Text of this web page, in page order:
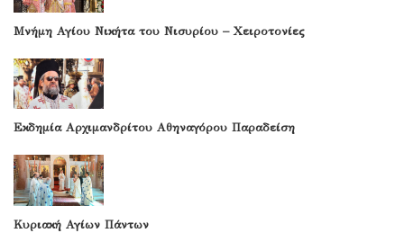
Μνήμη Αγίου Νικήτα του Νισυρίου – Χειροτονίες
Εκδημία Αρχιμανδρίτου Αθηναγόρου Παραδείση
Κυριακή Αγίων Πάντων